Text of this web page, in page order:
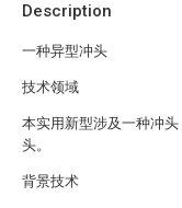
Description
一种异型冲头
技术领域
本实用新型涉及一种冲
头。
背景技术